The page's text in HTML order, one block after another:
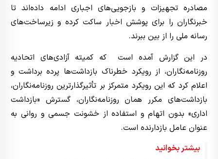
مصادره تجهیزات و بازجویی‌های اجباری ادامه داده‌اند تا
خبرنگاران را برای پوشش اخبار ساکت کرده و زیرساخت‌های
رسانه ملی را از بین ببرند.
در این گزارش آمده است که کمیته آزادی‌های اتحادیه
روزنامه‌نگاران، از رویکرد خطرناک بازداشت‌ها پرده برداشت و
اعلام کرد که این رویکرد متمرکز بر تأثیرگذارترین روزنامه‌نگاران،
بازداشت‌های مکرر همان روزنامه‌نگاران، گسترش «بازداشت
اداری» بدون اتهام و استفاده از خشونت جسمی و روانی به
عنوان عامل بازدارنده است.
بیشتر بخوانید